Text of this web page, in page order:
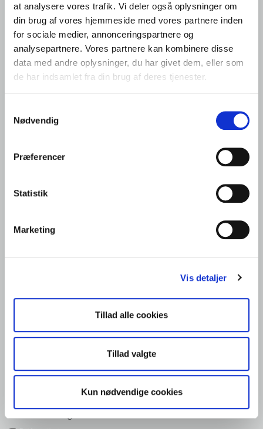
at analysere vores trafik. Vi deler også oplysninger om
din brug af vores hjemmeside med vores partnere inden
for sociale medier, annonceringspartnere og
analysepartnere. Vores partnere kan kombinere disse
data med andre oplysninger, du har givet dem, eller som
de har indsamlet fra din brug af deres tjenester.
Nødvendig
Præferencer
Statistik
Marketing
Vis detaljer
Tillad alle cookies
Tillad valgte
Kun nødvendige cookies
Kontakt os
velkommen til at kontakte os for at høre mere eller for
Navn*
E-mail*
Hvad drejer henvendelsen sig om?*
Køb af bil
Finansiering af bil